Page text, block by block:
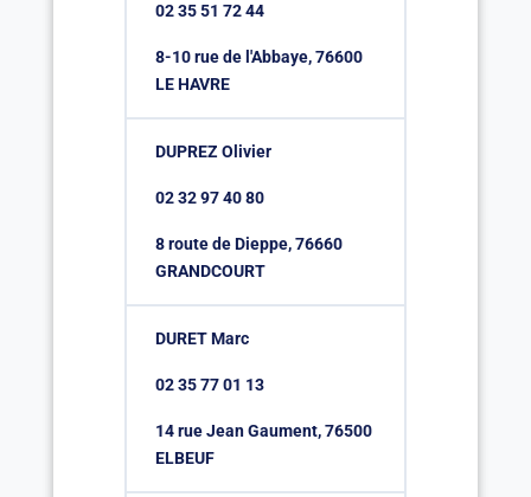
02 35 51 72 44
8-10 rue de l'Abbaye, 76600
LE HAVRE
DUPREZ Olivier
02 32 97 40 80
8 route de Dieppe, 76660
GRANDCOURT
DURET Marc
02 35 77 01 13
14 rue Jean Gaument, 76500
ELBEUF